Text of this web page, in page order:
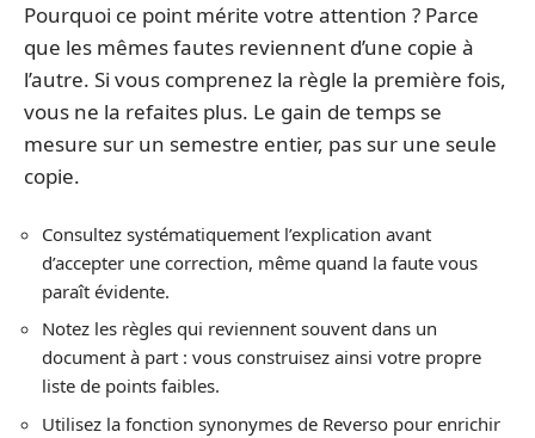
Pourquoi ce point mérite votre attention ? Parce
que les mêmes fautes reviennent d’une copie à
l’autre. Si vous comprenez la règle la première fois,
vous ne la refaites plus. Le gain de temps se
mesure sur un semestre entier, pas sur une seule
copie.
Consultez systématiquement l’explication avant
d’accepter une correction, même quand la faute vous
paraît évidente.
Notez les règles qui reviennent souvent dans un
document à part : vous construisez ainsi votre propre
liste de points faibles.
Utilisez la fonction synonymes de Reverso pour enrichir